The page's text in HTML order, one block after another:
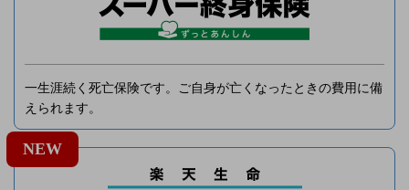
一生涯続く死亡保険です。ご自身が亡くなったときの費用に備
えられます。
NEW